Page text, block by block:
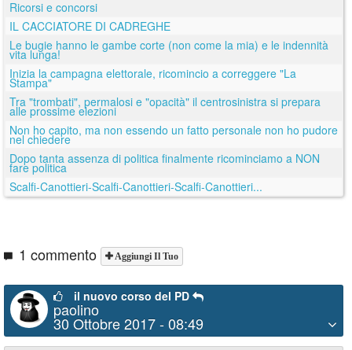
Ricorsi e concorsi
IL CACCIATORE DI CADREGHE
Le bugie hanno le gambe corte (non come la mia) e le indennità
vita lunga!
Inizia la campagna elettorale, ricomincio a correggere "La
Stampa"
Tra "trombati", permalosi e "opacità" il centrosinistra si prepara
alle prossime elezioni
Non ho capito, ma non essendo un fatto personale non ho pudore
nel chiedere
Dopo tanta assenza di politica finalmente ricominciamo a NON
fare politica
Scalfi-Canottieri-Scalfi-Canottieri-Scalfi-Canottieri...
1 commento Aggiungi Il Tuo
il nuovo corso del PD
paolino
30 Ottobre 2017 - 08:49